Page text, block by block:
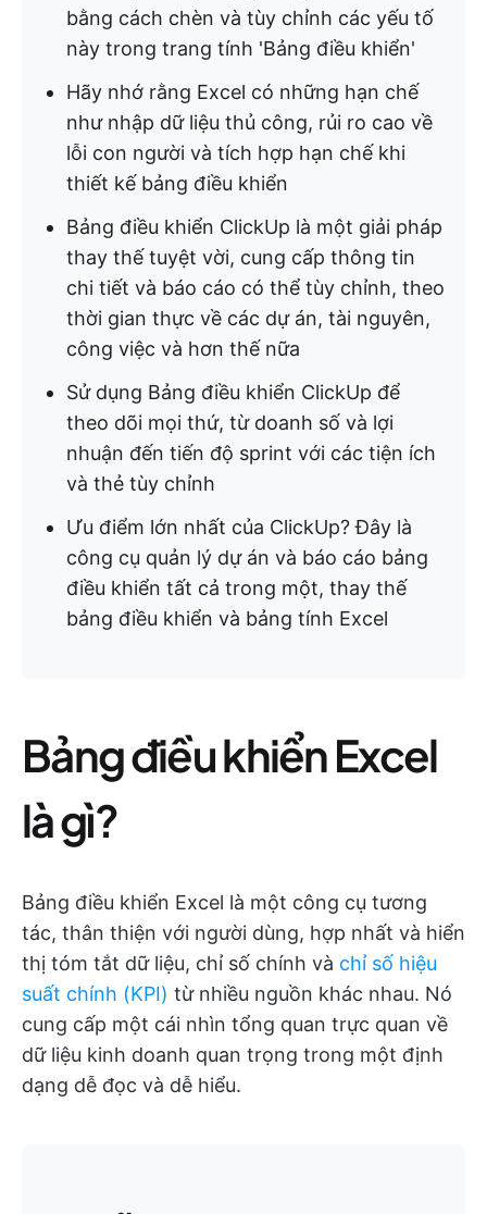
bằng cách chèn và tùy chỉnh các yếu tố
này trong trang tính 'Bảng điều khiển'
Hãy nhớ rằng Excel có những hạn chế
như nhập dữ liệu thủ công, rủi ro cao về
lỗi con người và tích hợp hạn chế khi
thiết kế bảng điều khiển
Bảng điều khiển ClickUp là một giải pháp
thay thế tuyệt vời, cung cấp thông tin
chi tiết và báo cáo có thể tùy chỉnh, theo
thời gian thực về các dự án, tài nguyên,
công việc và hơn thế nữa
Sử dụng Bảng điều khiển ClickUp để
theo dõi mọi thứ, từ doanh số và lợi
nhuận đến tiến độ sprint với các tiện ích
và thẻ tùy chỉnh
Ưu điểm lớn nhất của ClickUp? Đây là
công cụ quản lý dự án và báo cáo bảng
điều khiển tất cả trong một, thay thế
bảng điều khiển và bảng tính Excel
Bảng điều khiển Excel
là gì?
Bảng điều khiển Excel là một công cụ tương
tác, thân thiện với người dùng, hợp nhất và hiển
thị tóm tắt dữ liệu, chỉ số chính và chỉ số hiệu
suất chính (KPI) từ nhiều nguồn khác nhau. Nó
cung cấp một cái nhìn tổng quan trực quan về
dữ liệu kinh doanh quan trọng trong một định
dạng dễ đọc và dễ hiểu.